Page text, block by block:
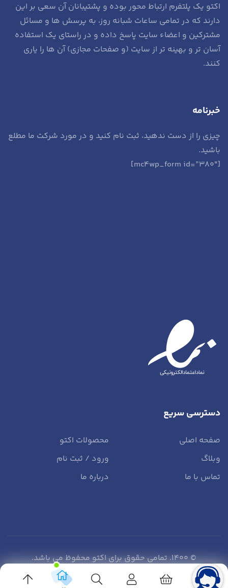
اکتو یک پلتفرم ارتباط محور بوده و پشتیبانان آن سعی بر این
دارند که در تمامی ساعات شبانه روز، به پرسش ها و مسائل
مشترکین و اعضاء سایت پاسخ داده و در راستای یک استفاده
آسان تر و بهینه تر از سایت (و صفحات مجازی) آن ها را یاری
کنند.
خبرنامه
چیزی را از دست ندهید، ثبت نام کنید و در مورد شرکت ما مطلع
باشید.
[mc4wp_form id=”380″]
دسترسی سریع
صفحه اصلی
محصولات اکتو
وبلاگ
ورود / ثبت نام
تماس با ما
درباره ما
© 1400. تمامی حقوق برای اکتو محفوظ می باشد.